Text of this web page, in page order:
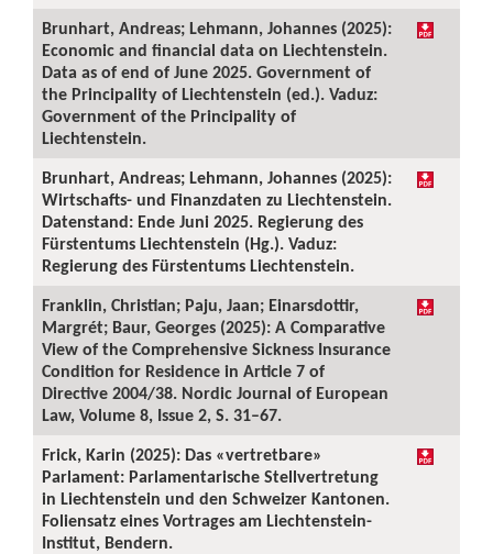
Brunhart, Andreas; Lehmann, Johannes (2025):
Economic and financial data on Liechtenstein.
Data as of end of June 2025. Government of
the Principality of Liechtenstein (ed.). Vaduz:
Government of the Principality of
Liechtenstein.
Brunhart, Andreas; Lehmann, Johannes (2025):
Wirtschafts- und Finanzdaten zu Liechtenstein.
Datenstand: Ende Juni 2025. Regierung des
Fürstentums Liechtenstein (Hg.). Vaduz:
Regierung des Fürstentums Liechtenstein.
Franklin, Christian; Paju, Jaan; Einarsdottir,
Margrét; Baur, Georges (2025): A Comparative
View of the Comprehensive Sickness Insurance
Condition for Residence in Article 7 of
Directive 2004/38. Nordic Journal of European
Law, Volume 8, Issue 2, S. 31–67.
Frick, Karin (2025): Das «vertretbare»
Parlament: Parlamentarische Stellvertretung
in Liechtenstein und den Schweizer Kantonen.
Foliensatz eines Vortrages am Liechtenstein-
Institut, Bendern.